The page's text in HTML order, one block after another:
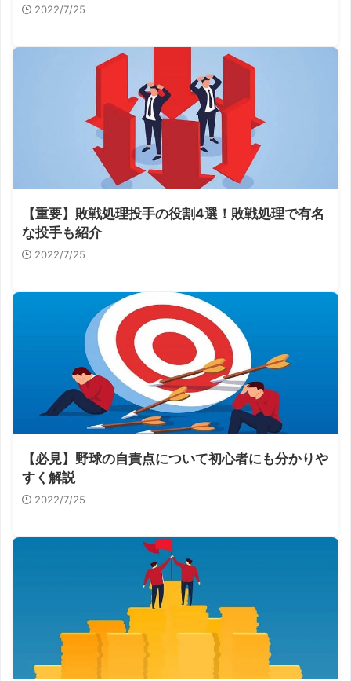
2022/7/25
【重要】敗戦処理投手の役割4選！敗戦処理で有名
な投手も紹介
2022/7/25
【必見】野球の自責点について初心者にも分かりや
すく解説
2022/7/25